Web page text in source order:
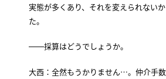
実態が多くあり、それを変えられない
た。
――採算はどうでしょうか。
大西：全然もうかりません…。仲介手